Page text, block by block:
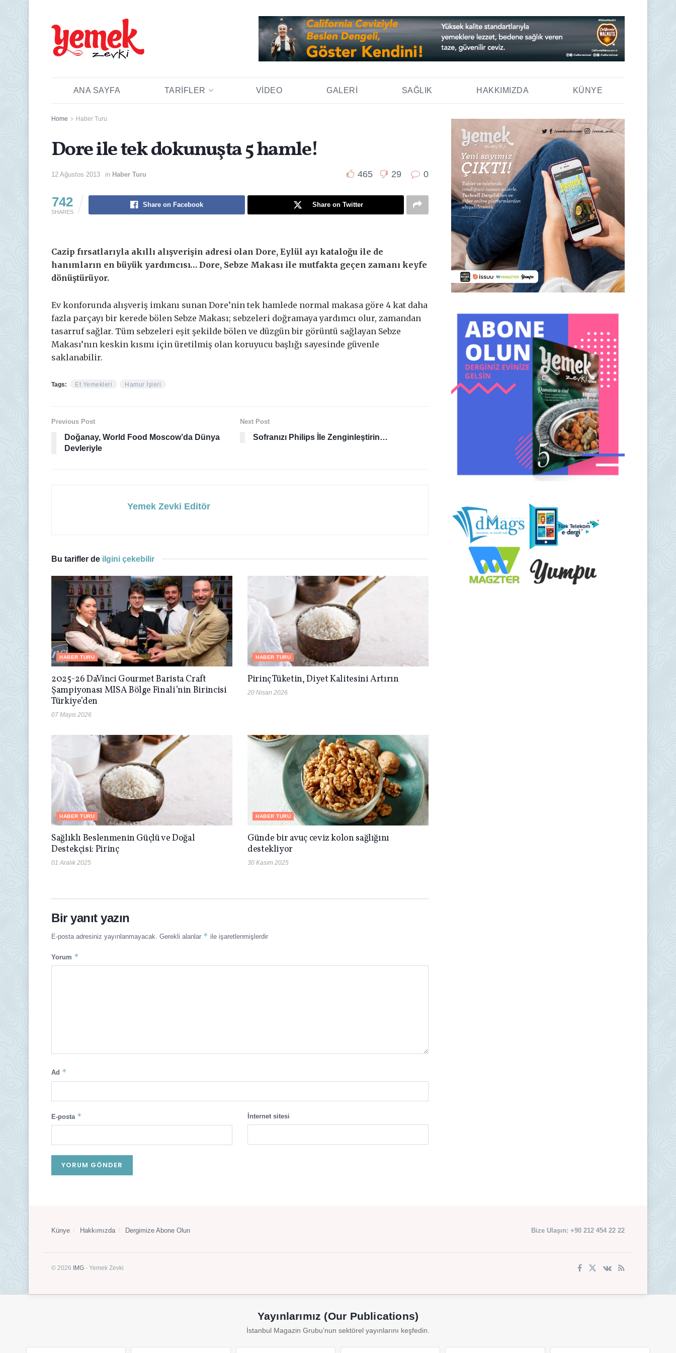
ANA SAYFA TARIFLER VIDEO GALERI SAĞLIK HAKKIMIZDA KÜNYE
Home Haber Turu
Dore ile tek dokunuşta 5 hamle!
12 Ağustos 2013 in Haber Turu 465 29 0
742
SHARES
Share on Facebook Share on Twitter
Cazip fırsatlarıyla akıllı alışverişin adresi olan Dore, Eylül ayı kataloğu ile de
hanımların en büyük yardımcısı… Dore, Sebze Makası ile mutfakta geçen zamanı keyfe
dönüştürüyor.
Ev konforunda alışveriş imkanı sunan Dore’nin tek hamlede normal makasa göre 4 kat daha
fazla parçayı bir kerede bölen Sebze Makası; sebzeleri doğramaya yardımcı olur, zamandan
tasarruf sağlar. Tüm sebzeleri eşit şekilde bölen ve düzgün bir görüntü sağlayan Sebze
Makası’nın keskin kısmı için üretilmiş olan koruyucu başlığı sayesinde güvenle
saklanabilir.
Tags: Et Yemekleri Hamur İşleri
Previous Post
Doğanay, World Food Moscow’da Dünya
Devleriyle
Next Post
Sofranızı Philips İle Zenginleştirin…
Yemek Zevki Editör
Bu tarifler de ilgini çekebilir
HABER TURU
2025-26 DaVinci Gourmet Barista Craft
Şampiyonası MISA Bölge Finali’nin Birincisi
Türkiye’den
07 Mayıs 2026
HABER TURU
Pirinç Tüketin, Diyet Kalitesini Artırın
20 Nisan 2026
HABER TURU
Sağlıklı Beslenmenin Güçlü ve Doğal
Destekçisi: Pirinç
01 Aralık 2025
HABER TURU
Günde bir avuç ceviz kolon sağlığını
destekliyor
30 Kasım 2025
Bir yanıt yazın
E-posta adresiniz yayınlanmayacak. Gerekli alanlar * ile işaretlenmişlerdir
Yorum *
Ad *
E-posta * İnternet sitesi
Künye Hakkımızda Dergimize Abone Olun Bize Ulaşın: +90 212 454 22 22
© 2026 IMG - Yemek Zevki
Yayınlarımız (Our Publications)
İstanbul Magazin Grubu’nun sektörel yayınlarını keşfedin.